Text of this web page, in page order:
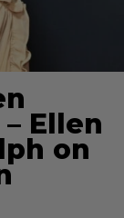
Ellen
on